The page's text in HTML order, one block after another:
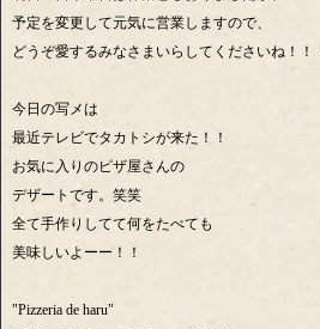
予定を変更して元気に営業しますので、
どうぞ愛するみなさまいらしてくださいね！！
今日の写メは
最近テレビでタカトシが来た！！
お気に入りのピザ屋さんの
デザートです。笑笑
全て手作りしてて何をたべても
美味しいよーー！！
"Pizzeria de haru"